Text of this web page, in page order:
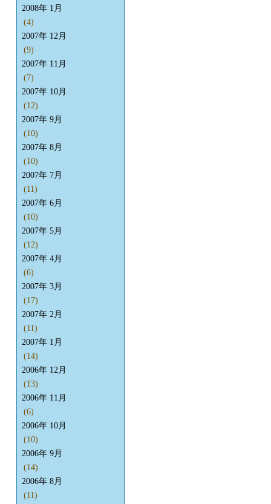
2008年 1月
(4)
2007年 12月
(9)
2007年 11月
(7)
2007年 10月
(12)
2007年 9月
(10)
2007年 8月
(10)
2007年 7月
(11)
2007年 6月
(10)
2007年 5月
(12)
2007年 4月
(6)
2007年 3月
(17)
2007年 2月
(11)
2007年 1月
(14)
2006年 12月
(13)
2006年 11月
(6)
2006年 10月
(10)
2006年 9月
(14)
2006年 8月
(11)